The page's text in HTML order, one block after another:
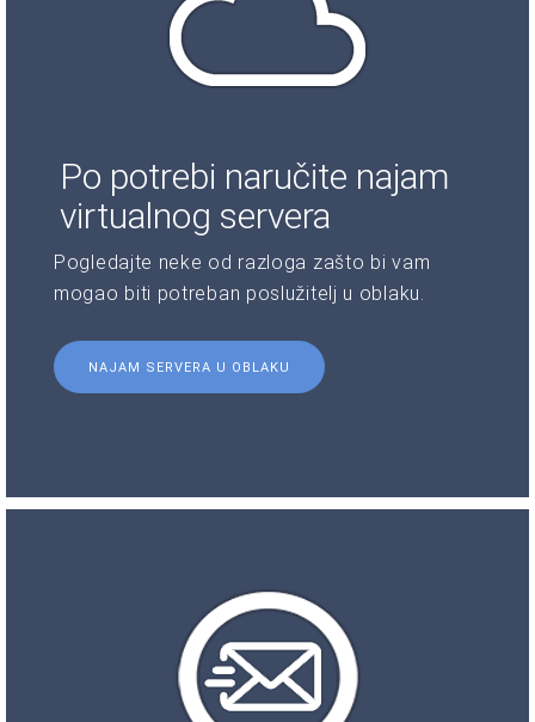
Po potrebi naručite najam
virtualnog servera
Pogledajte neke od razloga zašto bi vam
mogao biti potreban poslužitelj u oblaku.
NAJAM SERVERA U OBLAKU